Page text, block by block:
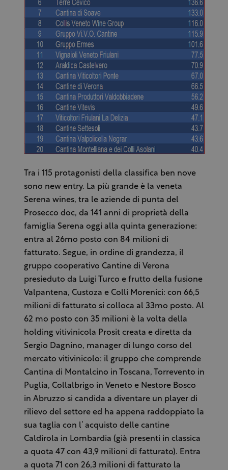
Tra i 115 protagonisti della classifica ben nove
sono new entry. La più grande è la veneta
Serena wines, tra le aziende di punta del
Prosecco doc, da 141 anni di proprietà della
famiglia Serena oggi alla quinta generazione:
entra al 26mo posto con 84 milioni di
fatturato. Segue, in ordine di grandezza, il
gruppo cooperativo Cantine di Verona
presieduto da Luigi Turco e frutto della fusione
Valpantena, Custoza e Colli Morenici: con 66,5
milioni di fatturato si colloca al 33mo posto. Al
62 mo posto con 35 milioni è la volta della
holding vitivinicola Prosit creata e diretta da
Sergio Dagnino, manager di lungo corso del
mercato vitivinicolo: il gruppo che comprende
Cantina di Montalcino in Toscana, Torrevento in
Puglia, Collalbrigo in Veneto e Nestore Bosco
in Abruzzo si candida a diventare un player di
rilievo del settore ed ha appena raddoppiato la
sua taglia con l’ acquisto delle cantine
Caldirola in Lombardia (già presenti in classica
a quota 47 con 43,9 milioni di fatturato). Entra
a quota 71 con 26,3 milioni di fatturato la